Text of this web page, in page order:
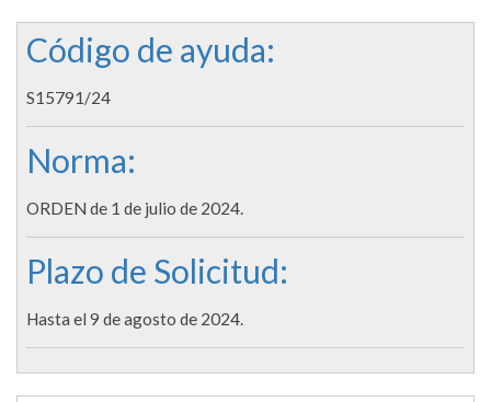
Código de ayuda:
S15791/24
Norma:
ORDEN de 1 de julio de 2024.
Plazo de Solicitud:
Hasta el 9 de agosto de 2024.